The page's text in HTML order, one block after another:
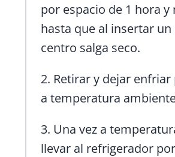
por espacio de 1 hora y
hasta que al insertar
centro salga seco.
2. Retirar y dejar
a temperatura
3. Una vez a
llevar al refrigerador